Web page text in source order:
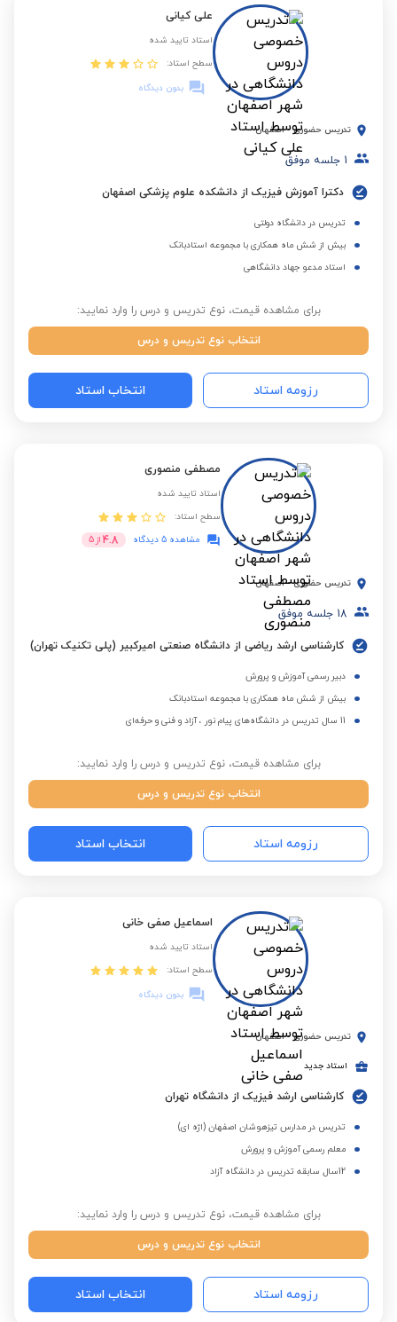
علی کیانی
استاد تایید شده
سطح استاد:
بدون دیدگاه
تدریس حضوری - اصفهان
1 جلسه موفق
دکترا آموزش فیزیک از دانشکده علوم پزشکی اصفهان
تدریس در دانشگاه دولتی
بیش از شش ماه همکاری با مجموعه استادبانک
استاد مدعو جهاد دانشگاهی
برای مشاهده قیمت، نوع تدریس و درس را وارد نمایید:
انتخاب نوع تدریس و درس
رزومه استاد انتخاب استاد
مصطفی منصوری
استاد تایید شده
سطح استاد:
مشاهده 5 دیدگاه
4.8 از 5
تدریس حضوری - اصفهان
18 جلسه موفق
کارشناسی ارشد ریاضی از دانشگاه صنعتی امیرکبیر (پلی تکنیک تهران)
دبیر رسمی آموزش و پرورش
بیش از شش ماه همکاری با مجموعه استادبانک
11 سال تدریس در دانشگاه‌های پیام‌ نور ، آزاد و فنی‌ و حرفه‌ای
برای مشاهده قیمت، نوع تدریس و درس را وارد نمایید:
انتخاب نوع تدریس و درس
رزومه استاد انتخاب استاد
اسماعیل صفی خانی
استاد تایید شده
سطح استاد:
بدون دیدگاه
تدریس حضوری - اصفهان
استاد جدید
کارشناسی ارشد فیزیک از دانشگاه تهران
تدریس در مدارس تیزهوشان اصفهان (اژه ای)
معلم رسمی آموزش و پرورش
12سال سابقه تدریس در دانشگاه آزاد
برای مشاهده قیمت، نوع تدریس و درس را وارد نمایید:
انتخاب نوع تدریس و درس
رزومه استاد انتخاب استاد